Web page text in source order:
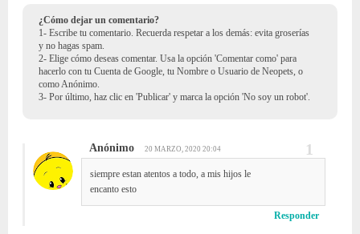
¿Cómo dejar un comentario?
1- Escribe tu comentario. Recuerda respetar a los demás: evita groserías
y no hagas spam.
2- Elige cómo deseas comentar. Usa la opción 'Comentar como' para
hacerlo con tu Cuenta de Google, tu Nombre o Usuario de Neopets, o
como Anónimo.
3- Por último, haz clic en 'Publicar' y marca la opción 'No soy un robot'.
Anónimo 20 MARZO, 2020 20:04
siempre estan atentos a todo, a mis hijos le
encanto esto
Responder